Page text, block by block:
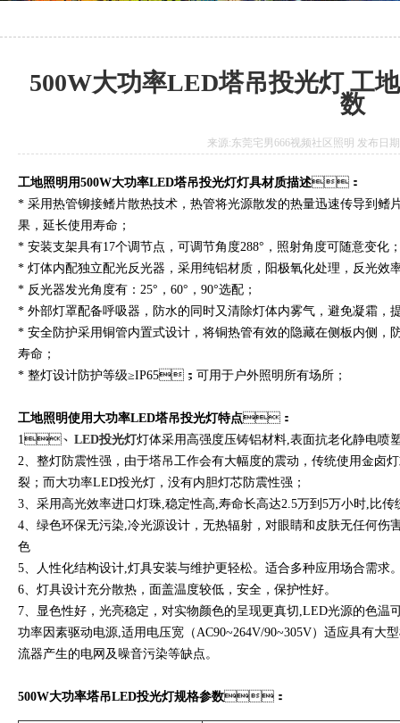
500W大功率LED塔吊投光灯 工
数
来源:东莞宅男666视频社区照明 发布日期
工地照明用500W大功率LED塔吊投光灯灯具材质描述：
* 采用热管铆接鳍片散热技术，热管将光源散发的热量迅速传导到鳍
果，延长使用寿命；
* 安装支架具有17个调节点，可调节角度288°，照射角度可随意变化
* 灯体内配独立配光反光器，采用纯铝材质，阳极氧化处理，反光效率
* 反光器发光角度有：25°，60°，90°选配；
* 外部灯罩配备呼吸器，防水的同时又清除灯体内雾气，避免凝霜，提
* 安全防护采用铜管内置式设计，将铜热管有效的隐藏在侧板内侧
寿命；
* 整灯设计防护等级≥IP65；可用于户外照明所有场所；
工地照明使用大功率LED塔吊投光灯特点：
1、 LED投光灯灯体采用高强度压铸铝材料,表面抗老化静电喷塑处
2、整灯防震性强，由于塔吊工作会有大幅度的震动，传统使
裂；而大功率LED投光灯，没有内胆灯芯防震性强；
3、采用高光效率进口灯珠,稳定性高,寿命长高达2.5万到5万小时,比
4、绿色环保无污染,冷光源设计，无热辐射，对眼睛和皮肤无任何伤
色
5、人性化结构设计,灯具安装与维护更轻松。适合多种应用场合需求
6、灯具设计充分散热，面盖温度较低，安全，保护性好。
7、显色性好，光亮稳定，对实物颜色的呈现更真切,LED光源的色温
功率因素驱动电源,适用电压宽（AC90~264V/90~305V）适应具有大型
流器产生的电网及噪音污染等缺点。
500W大功率塔吊LED投光灯规格参数：